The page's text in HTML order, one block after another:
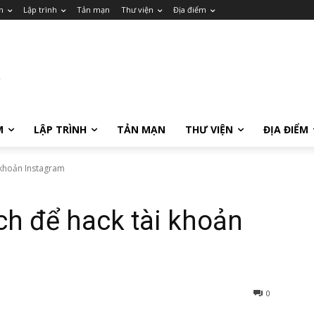
Lập trình Tản mạn Thư viện Địa điểm
LẬP TRÌNH TẢN MẠN THƯ VIỆN ĐỊA ĐIỂM
Instagram
để hack tài khoản
0